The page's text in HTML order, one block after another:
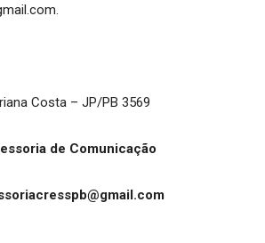
Costa – JP/PB 3569
de Comunicação